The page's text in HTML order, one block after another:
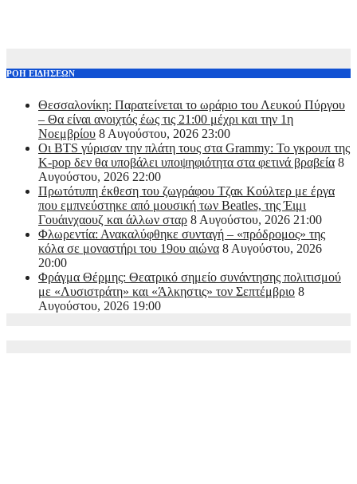
ΡΟΗ ΕΙΔΗΣΕΩΝ
Θεσσαλονίκη: Παρατείνεται το ωράριο του Λευκού Πύργου
– Θα είναι ανοιχτός έως τις 21:00 μέχρι και την 1η
Νοεμβρίου 8 Αυγούστου, 2026 23:00
Οι BTS γύρισαν την πλάτη τους στα Grammy: Το γκρουπ της
K-pop δεν θα υποβάλει υποψηφιότητα στα φετινά βραβεία 8
Αυγούστου, 2026 22:00
Πρωτότυπη έκθεση του ζωγράφου Τζακ Κούλτερ με έργα
που εμπνεύστηκε από μουσική των Beatles, της Έιμι
Γουάινχαουζ και άλλων σταρ 8 Αυγούστου, 2026 21:00
Φλωρεντία: Ανακαλύφθηκε συνταγή – «πρόδρομος» της
κόλα σε μοναστήρι του 19ου αιώνα 8 Αυγούστου, 2026
20:00
Φράγμα Θέρμης: Θεατρικό σημείο συνάντησης πολιτισμού
με «Λυσιστράτη» και «Άλκηστις» τον Σεπτέμβριο 8
Αυγούστου, 2026 19:00